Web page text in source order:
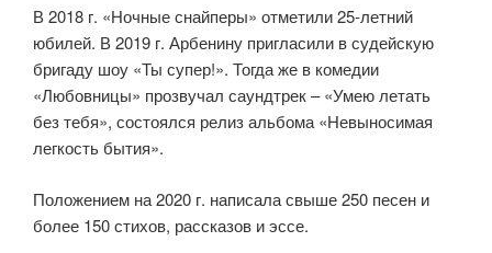
В 2018 г. «Ночные снайперы» отметили 25-летний
юбилей. В 2019 г. Арбенину пригласили в судейскую
бригаду шоу «Ты супер!». Тогда же в комедии
«Любовницы» прозвучал саундтрек – «Умею летать
без тебя», состоялся релиз альбома «Невыносимая
легкость бытия».
Положением на 2020 г. написала свыше 250 песен и
более 150 стихов, рассказов и эссе.